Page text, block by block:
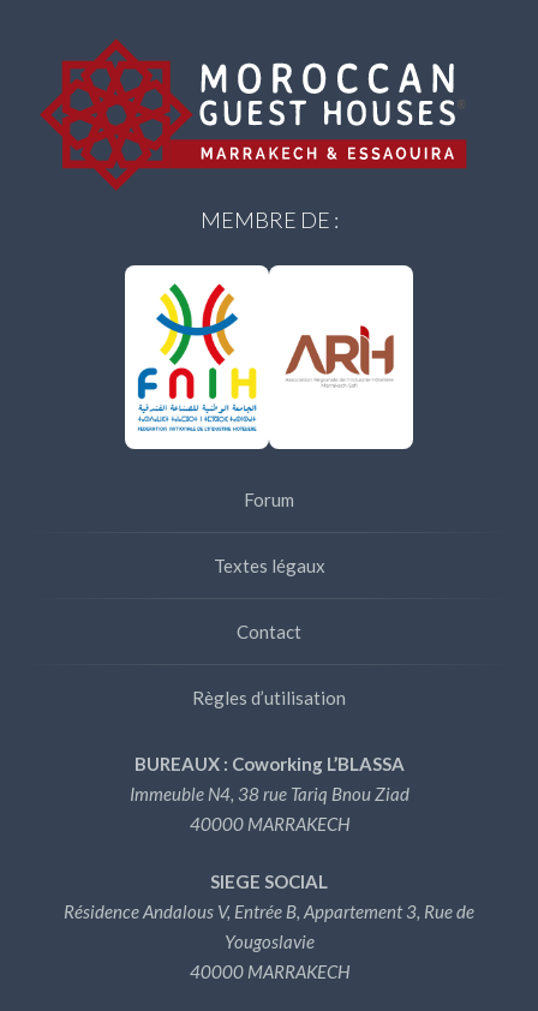
MEMBRE DE :
Forum
Textes légaux
Contact
Règles d’utilisation
BUREAUX : Coworking L’BLASSA
Immeuble N4, 38 rue Tariq Bnou Ziad
40000 MARRAKECH
SIEGE SOCIAL
Résidence Andalous V, Entrée B, Appartement 3, Rue de
Yougoslavie
40000 MARRAKECH